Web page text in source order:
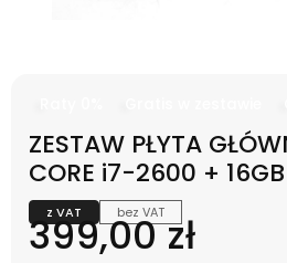
ZESTAW PŁYTA
CORE i7-2600 + 16GB
z VAT bez VAT
Cena
399,00 zł